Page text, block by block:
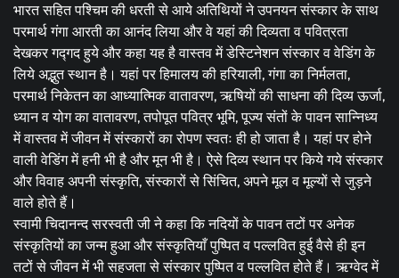
भारत सहित पश्चिम की धरती से आये अतिथियों ने उपनयन संस्कार के साथ
परमार्थ गंगा आरती का आनंद लिया और वे यहां की दिव्यता व पवित्रता
देखकर गद्गद हुये और कहा यह है वास्तव में डेस्टिनेशन संस्कार व वेडिंग के
लिये अद्भुत स्थान है। यहां पर हिमालय की हरियाली, गंगा का निर्मलता,
परमार्थ निकेतन का आध्यात्मिक वातावरण, ऋषियों की साधना की दिव्य ऊर्जा,
ध्यान व योग का वातावरण, तपोपूत पवित्र भूमि, पूज्य संतों के पावन सान्निध्य
में वास्तव में जीवन में संस्कारों का रोपण स्वतः ही हो जाता है। यहां पर होने
वाली वेडिंग में हनी भी है और मून भी है। ऐसे दिव्य स्थान पर किये गये संस्कार
और विवाह अपनी संस्कृति, संस्कारों से सिंचित, अपने मूल व मूल्यों से जुड़ने
वाले होते हैं।
स्वामी चिदानन्द सरस्वती जी ने कहा कि नदियों के पावन तटों पर अनेक
संस्कृतियों का जन्म हुआ और संस्कृतियाँ पुष्पित व पल्लवित हुई वैसे ही इन
तटों से जीवन में भी सहजता से संस्कार पुष्पित व पल्लवित होते हैं। ऋग्वेद में